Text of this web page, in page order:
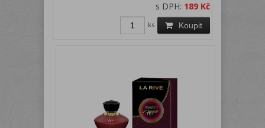
s DPH: 189 Kč
Koupit
ks